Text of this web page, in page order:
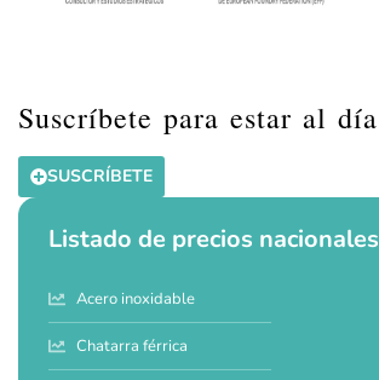
Suscríbete para estar al día
SUSCRÍBETE
Listado de precios nacionales
Acero inoxidable
Chatarra férrica